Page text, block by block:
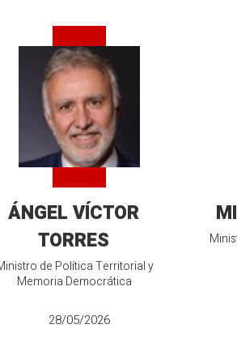
ÁNGEL VÍCTOR
TORRES
de Política Territorial y
Memoria Democrática
28/05/2026